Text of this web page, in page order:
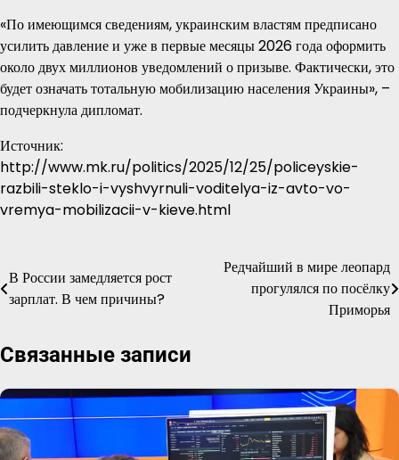
«По имеющимся сведениям, украинским властям предписано
усилить давление и уже в первые месяцы 2026 года оформить
около двух миллионов уведомлений о призыве. Фактически, это
будет означать тотальную мобилизацию населения Украины», –
подчеркнула дипломат.
Источник:
http://www.mk.ru/politics/2025/12/25/policeyskie-
razbili-steklo-i-vyshvyrnuli-voditelya-iz-avto-vo-
vremya-mobilizacii-v-kieve.html
Навигация
по
В России замедляется рост
зарплат. В чем причины?
Редчайший в мире леопард
прогулялся по посёлку
Приморья
Связанные записи